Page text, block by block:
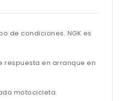
de condiciones. NGK es
respuesta en arranque en
motocicleta.